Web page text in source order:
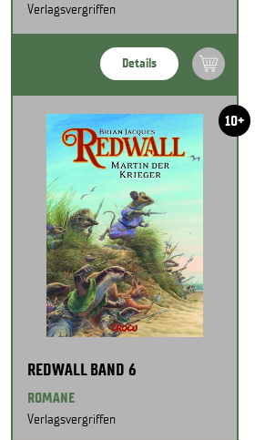
Verlagsvergriffen
Details
10+
REDWALL BAND 6
ROMANE
Verlagsvergriffen